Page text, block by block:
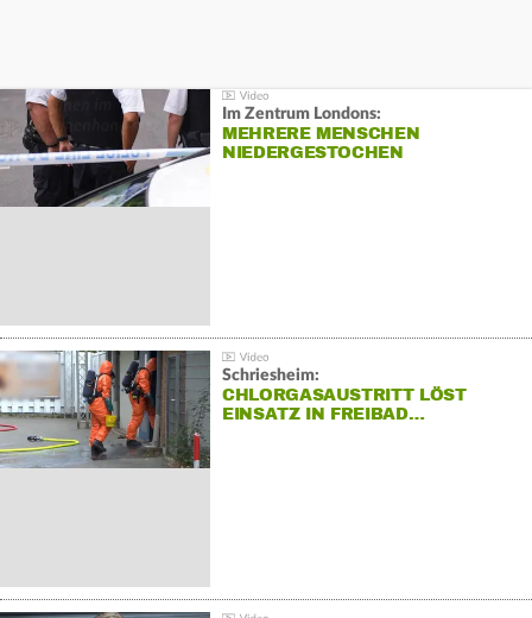
Im Zentrum Londons:
MEHRERE MENSCHEN
NIEDERGESTOCHEN
Schriesheim:
CHLORGASAUSTRITT LÖST
EINSATZ IN FREIBAD…